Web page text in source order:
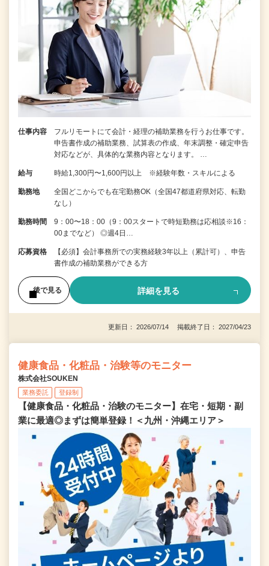
仕事内容
フルリモートにて会計・経理の補助業務を行うお仕事です。
申告書作成の補助業務、試算表の作成、年末調整・確定申告
対応などが、具体的な業務内容となります。 …
給与 時給1,300円〜1,600円以上 ※経験年数・スキルによる
勤務地
全国どこからでも在宅勤務OK（全国47都道府県対応、転勤
なし）
勤務時間
9：00〜18：00（9：00スタートで時短勤務は応相談※16：
00までなど） ◎週4日…
応募資格
【必須】会計事務所での実務経験3年以上（累計可）、申告
書作成の補助業務ができる方
後で見る 詳細を見る
更新日： 2026/07/14 掲載終了日： 2027/04/23
健康食品・化粧品・治験等のモニター
株式会社SOUKEN
業務委託 登録制
【健康食品・化粧品・治験のモニター】在宅・短期・副
業に最適◎まずは簡単登録！＜九州・沖縄エリア＞